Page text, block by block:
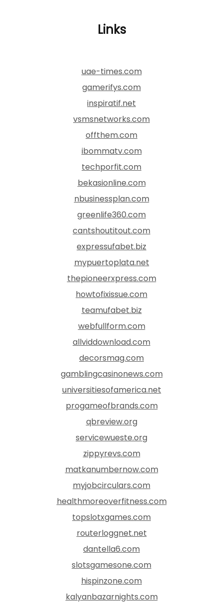
Links
uae-times.com
gamerifys.com
inspiratif.net
vsmsnetworks.com
offthem.com
ibommatv.com
techporfit.com
bekasionline.com
nbusinessplan.com
greenlife360.com
cantshoutitout.com
expressufabet.biz
mypuertoplata.net
thepioneerxpress.com
howtofixissue.com
teamufabet.biz
webfullform.com
allviddownload.com
decorsmag.com
gamblingcasinonews.com
universitiesofamerica.net
progameofbrands.com
qbreview.org
servicewueste.org
zippyrevs.com
matkanumbernow.com
myjobcirculars.com
healthmoreoverfitness.com
topslotxgames.com
routerloggnet.net
dantella6.com
slotsgamesone.com
hispinzone.com
kalyanbazarnights.com